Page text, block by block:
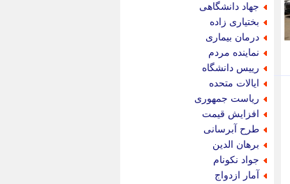
جهاد دانشگاهی
بختیاری زاده
درمان بیماری
نماینده مردم
رییس دانشگاه
ایالات متحده
ریاست جمهوری
افزایش قیمت
طرح آبرسانی
برهان الدین
جواد نکونام
آمار ازدواج